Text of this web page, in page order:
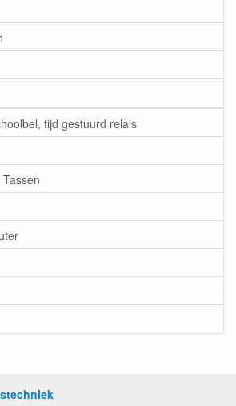
tijd gestuurd relais